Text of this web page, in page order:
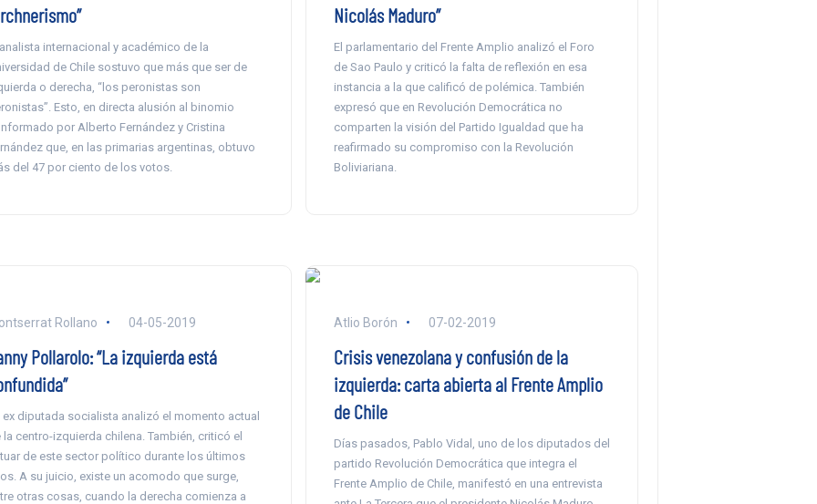
internacional y académico de la
de Chile sostuvo que más que ser de
o derecha, “los peronistas son
Esto, en directa alusión al binomio
por Alberto Fernández y Cristina
que, en las primarias argentinas, obtuvo
del 47 por ciento de los votos.
Nicolás Maduro”
El parlamentario del Frente Amplio analizó el Foro
de Sao Paulo y criticó la falta de reflexión en esa
instancia a la que calificó de polémica. También
expresó que en Revolución Democrática no
comparten la visión del Partido Igualdad que ha
reafirmado su compromiso con la Revolución
Boliviariana.
Rollano 04-05-2019
Pollarolo: “La izquierda está
ex diputada socialista analizó el momento actual
la centro-izquierda chilena. También, criticó el
de este sector político durante los últimos
A su juicio, existe un acomodo que surge,
otras cosas, cuando la derecha comienza a
Atlio Borón 07-02-2019
Crisis venezolana y confusión de la
izquierda: carta abierta al Frente Amplio
de Chile
Días pasados, Pablo Vidal, uno de los diputados del
partido Revolución Democrática que integra el
Frente Amplio de Chile, manifestó en una entrevista